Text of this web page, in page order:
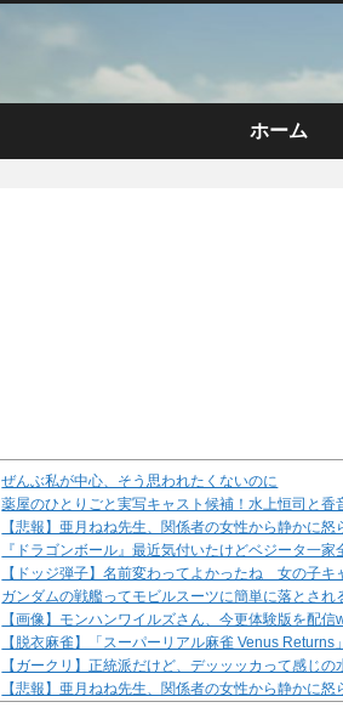
ホーム
ぜんぶ私が中心、そう思われたくないのに
薬屋のひとりごと実写キャスト候補！水上恒司と香
【悲報】亜月ねね先生、関係者の女性から静かに
『ドラゴンボール』最近気付いたけどベジータ一
【ドッジ弾子】名前変わってよかったね 女の子
ガンダムの戦艦ってモビルスーツに簡単に落とされ
【画像】モンハンワイルズさん、今更体験版を配信
【脱衣麻雀】「スーパーリアル麻雀 Venus Returns
【ガークリ】正統派だけど、デッッッカって感じ
【悲報】亜月ねね先生、関係者の女性から静かに